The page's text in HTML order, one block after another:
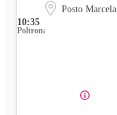
10:35
Posto Marcela
Poltrona